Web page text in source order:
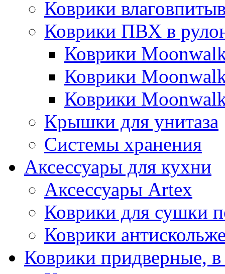
Коврики
Коврики ПВХ в
Коврики
Коврики
Коврики
Крышки для унитаза
Системы хранения
Аксессуары для кухни
Аксессуары Artex
Коврики для сушки
Коврики
Коврики придверные,